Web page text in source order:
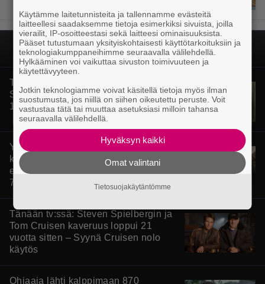
Tänän tv:ssä: Esko Salminen ja Satu
Silvo tekevät hienot pääroolit vuoden
1984 menestyselokuvassa
Yöllä tv:ssä: Sotaelokuvan näyttelijät
kasvattivat lihakset nopeasti
erikoisella kikalla – IMDb-arvosana on
7,6
Tänään tv:ssä: Steven Spielbergin ja
Tom Cruisen kaveruus loppui 21
vuotta sitten – Syynä Cruisen nolo
käytös
Ohjaaja lähti kalppimaan 870
Käytämme laitetunnisteita ja tallennamme evästeitä
laitteellesi saadaksemme tietoja esimerkiksi sivuista, joilla
vierailit, IP-osoitteestasi sekä laitteesi ominaisuuksista.
Pääset tutustumaan yksityiskohtaisesti käyttötarkoituksiin ja
teknologiakumppaneihimme seuraavalla välilehdellä.
Hylkääminen voi vaikuttaa sivuston toimivuuteen ja
käytettävyyteen.
Jotkin teknologiamme voivat käsitellä tietoja myös ilman
suostumusta, jos niillä on siihen oikeutettu peruste. Voit
vastustaa tätä tai muuttaa asetuksiasi milloin tahansa
seuraavalla välilehdellä.
Hyväksyn kaikki
Omat valintani
Tietosuojakäytäntömme